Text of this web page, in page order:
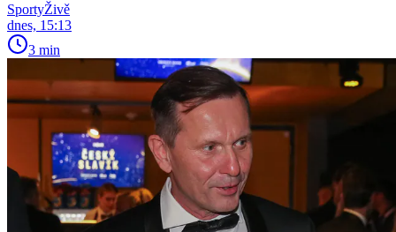
SportyŽivě
dnes, 15:13
3 min